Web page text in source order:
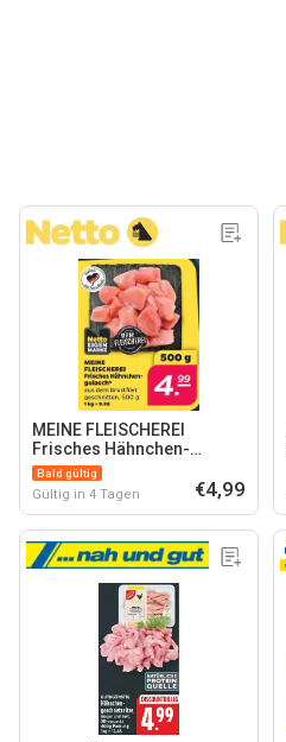
MEINE FLEISCHEREI
Frisches Hähnchen-
gulasch*
Bald gültig
Gültig in 4 Tagen €4,99